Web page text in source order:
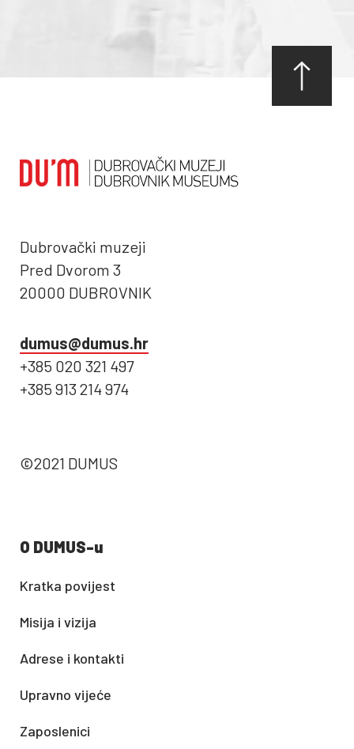
Dubrovački muzeji
Pred Dvorom 3
20000 DUBROVNIK
dumus@dumus.hr
+385 020 321 497
+385 913 214 974
©2021 DUMUS
O DUMUS-u
Kratka povijest
Misija i vizija
Adrese i kontakti
Upravno vijeće
Zaposlenici